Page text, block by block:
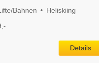
Bahnen
Heliskiing
Details